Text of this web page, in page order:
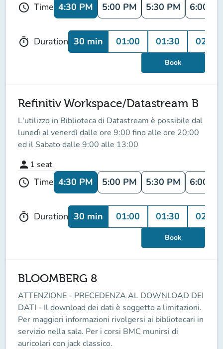
schedule Time 4:30 PM 5:00 PM 5:30 PM 6:00
timer Duration 30 min 01:00 01:30 02:00
Book
Refinitiv Workspace/Datastream B
L'utilizzo in Biblioteca di Datastream è possibile dal
lunedì al venerdì dalle ore 9:00 fino alle ore 20:00
ed il Sabato dalle 9:00 alle 13:00
person 1 seat
schedule Time 4:30 PM 5:00 PM 5:30 PM 6:00
timer Duration 30 min 01:00 01:30 02:00
Book
BLOOMBERG 8
ATTENZIONE - PRECEDENZA AL DOWNLOAD DEI
DATI - Il download dei dati è soggetto a limitazioni.
Per maggiori informazioni rivolgersi ai bibliotecari in
servizio nella sala. Per i corsi BMC munirsi di
auricolari con jack classico.